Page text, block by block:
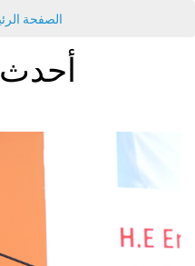
الصفحة
أحدث